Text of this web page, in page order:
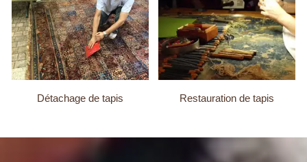
Détachage de tapis Restauration de tapis